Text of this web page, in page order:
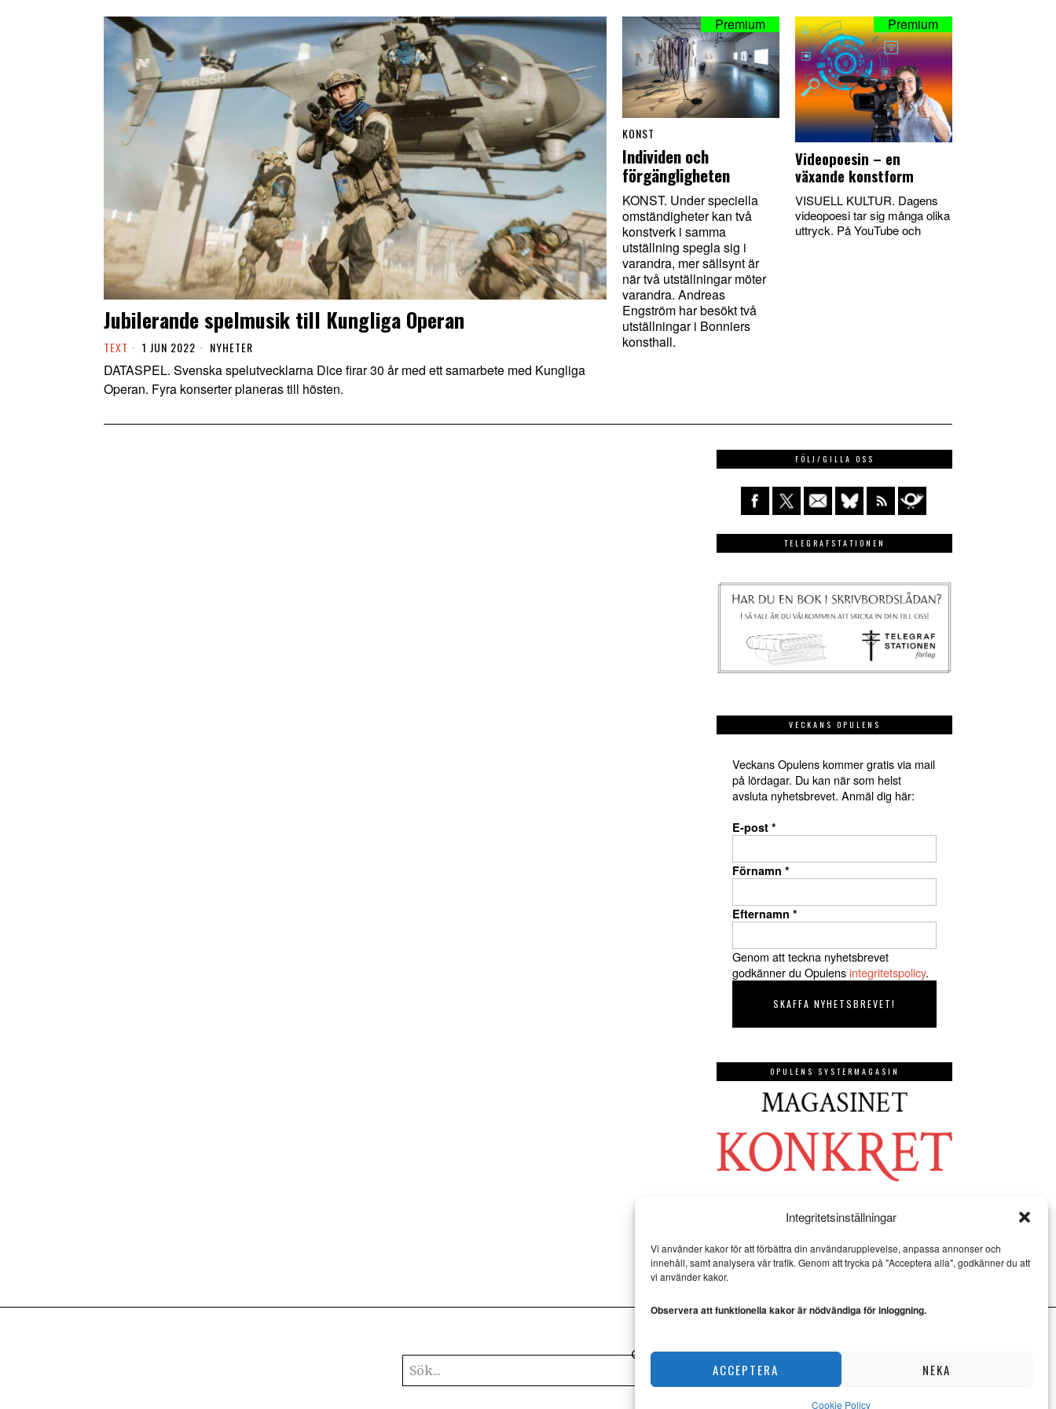
Integritetsinställningar
Vi använder kakor för att förbättra din användarupplevelse, anpassa annonser och
innehåll, samt analysera vår trafik. Genom att trycka på "Acceptera alla", godkänner du att
vi använder kakor.
Observera att funktionella kakor är nödvändiga för inloggning.
ACCEPTERA NEKA
Cookie Policy
Jubilerande spelmusik till Kungliga Operan
TEXT 1 JUN 2022 NYHETER
DATASPEL. Svenska spelutvecklarna Dice firar 30 år med ett samarbete med Kungliga
Operan. Fyra konserter planeras till hösten.
KONST
Individen och
förgängligheten
KONST. Under speciella
omständigheter kan två
konstverk i samma
utställning spegla sig i
varandra, mer sällsynt är
när två utställningar möter
varandra. Andreas
Engström har besökt två
utställningar i Bonniers
konsthall.
Videopoesin – en
växande konstform
VISUELL KULTUR. Dagens
videopoesi tar sig många olika
uttryck. På YouTube och
FÖLJ/GILLA OSS
TELEGRAFSTATIONEN
VECKANS OPULENS
Veckans Opulens kommer gratis via mail
på lördagar. Du kan när som helst
avsluta nyhetsbrevet. Anmäl dig här:
E-post *
Förnamn *
Efternamn *
Genom att teckna nyhetsbrevet
godkänner du Opulensintegritetspolicy.
OPULENS SYSTERMAGASIN